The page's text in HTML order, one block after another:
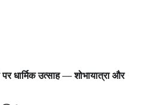
धार्मिक उत्साह — शोभायात्रा और